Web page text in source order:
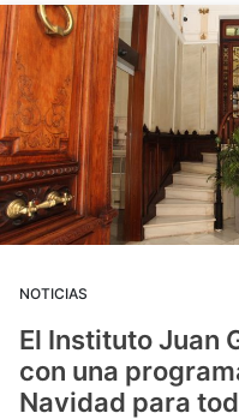
NOTICIAS
El Instituto Juan
con una
Navidad para